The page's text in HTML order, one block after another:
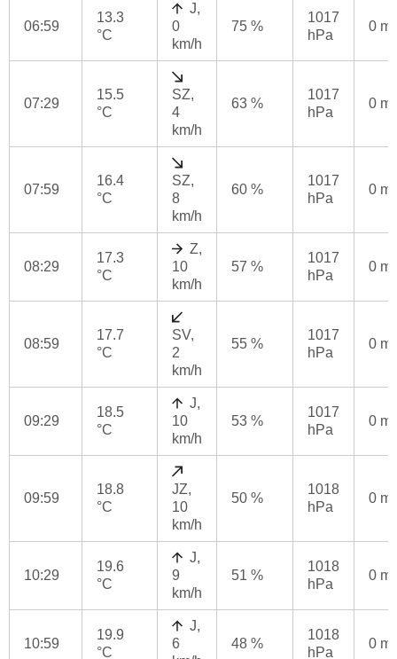
06:59
13.3
°C
J,
0
km/h
75 %
1017
hPa
0
07:29
15.5
°C
SZ,
4
km/h
63 %
1017
hPa
0
07:59
16.4
°C
SZ,
8
km/h
60 %
1017
hPa
0
08:29
17.3
°C
Z,
10
km/h
57 %
1017
hPa
0
08:59
17.7
°C
SV,
2
km/h
55 %
1017
hPa
0
09:29
18.5
°C
J,
10
km/h
53 %
1017
hPa
0
09:59
18.8
°C
JZ,
10
km/h
50 %
1018
hPa
0
10:29
19.6
°C
J,
9
km/h
51 %
1018
hPa
0
10:59
19.9
°C
J,
6
48 %
1018
hPa
0